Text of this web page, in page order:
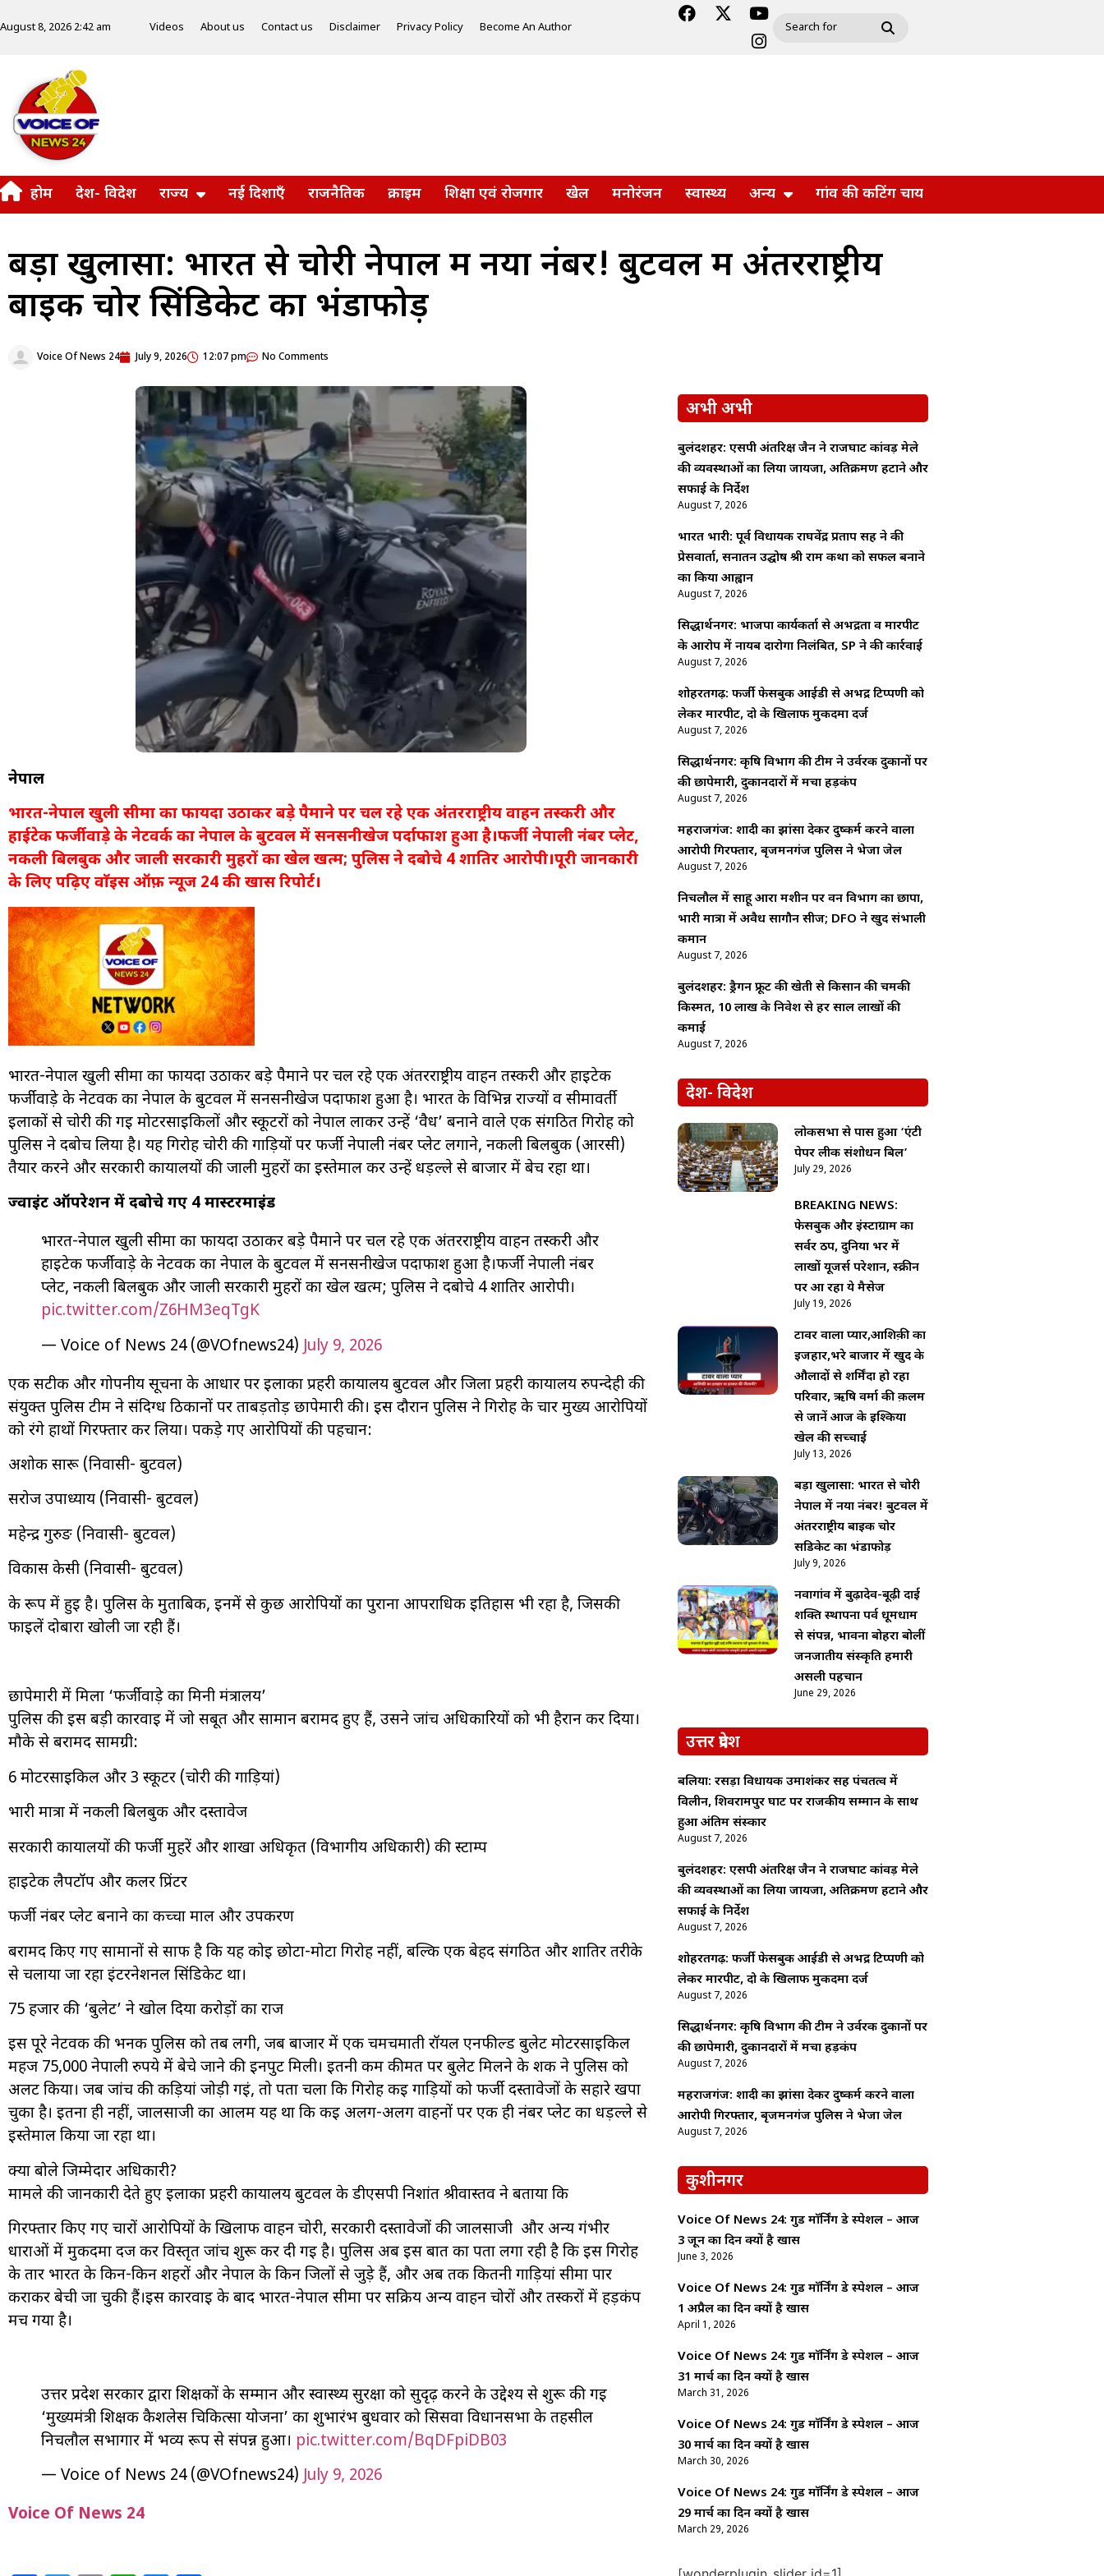
August 8, 2026 2:42 am Videos About us Contact us Disclaimer Privacy Policy Become An Author
होम देश- विदेश राज्य नई दिशाएँ राजनैतिक क्राइम शिक्षा एवं रोजगार खेल मनोरंजन स्वास्थ्य अन्य गांव की कटिंग चाय
बड़ा खुलासा: भारत से चोरी नेपाल में नया नंबर! बुटवल में अंतरराष्ट्रीय
बाइक चोर सिंडिकेट का भंडाफोड़
Voice Of News 24 July 9, 2026 12:07 pm No Comments
नेपाल
भारत-नेपाल खुली सीमा का फायदा उठाकर बड़े पैमाने पर चल रहे एक अंतरराष्ट्रीय वाहन तस्करी और
हाईटेक फर्जीवाड़े के नेटवर्क का नेपाल के बुटवल में सनसनीखेज पर्दाफाश हुआ है।फर्जी नेपाली नंबर प्लेट,
नकली बिलबुक और जाली सरकारी मुहरों का खेल खत्म; पुलिस ने दबोचे 4 शातिर आरोपी।पूरी जानकारी
के लिए पढ़िए वाॅइस ऑफ़ न्यूज 24 की खास रिपोर्ट।
भारत-नेपाल खुली सीमा का फायदा उठाकर बड़े पैमाने पर चल रहे एक अंतरराष्ट्रीय वाहन तस्करी और हाईटेक
फर्जीवाड़े के नेटवर्क का नेपाल के बुटवल में सनसनीखेज पर्दाफाश हुआ है। भारत के विभिन्न राज्यों व सीमावर्ती
इलाकों से चोरी की गई मोटरसाइकिलों और स्कूटरों को नेपाल लाकर उन्हें ‘वैध’ बनाने वाले एक संगठित गिरोह को
पुलिस ने दबोच लिया है। यह गिरोह चोरी की गाड़ियों पर फर्जी नेपाली नंबर प्लेट लगाने, नकली बिलबुक (आरसी)
तैयार करने और सरकारी कार्यालयों की जाली मुहरों का इस्तेमाल कर उन्हें धड़ल्ले से बाजार में बेच रहा था।
ज्वाइंट ऑपरेशन में दबोचे गए 4 मास्टरमाइंड
भारत-नेपाल खुली सीमा का फायदा उठाकर बड़े पैमाने पर चल रहे एक अंतरराष्ट्रीय वाहन तस्करी और
हाईटेक फर्जीवाड़े के नेटवर्क का नेपाल के बुटवल में सनसनीखेज पर्दाफाश हुआ है।फर्जी नेपाली नंबर
प्लेट, नकली बिलबुक और जाली सरकारी मुहरों का खेल खत्म; पुलिस ने दबोचे 4 शातिर आरोपी।
pic.twitter.com/Z6HM3eqTgK
— Voice of News 24 (@VOfnews24) July 9, 2026
एक सटीक और गोपनीय सूचना के आधार पर इलाका प्रहरी कार्यालय बुटवल और जिला प्रहरी कार्यालय रुपन्देही की
संयुक्त पुलिस टीम ने संदिग्ध ठिकानों पर ताबड़तोड़ छापेमारी की। इस दौरान पुलिस ने गिरोह के चार मुख्य आरोपियों
को रंगे हाथों गिरफ्तार कर लिया। पकड़े गए आरोपियों की पहचान:
अशोक सारू (निवासी- बुटवल)
सरोज उपाध्याय (निवासी- बुटवल)
महेन्द्र गुरुङ (निवासी- बुटवल)
विकास केसी (निवासी- बुटवल)
के रूप में हुई है। पुलिस के मुताबिक, इनमें से कुछ आरोपियों का पुराना आपराधिक इतिहास भी रहा है, जिसकी
फाइलें दोबारा खोली जा रही हैं।
छापेमारी में मिला ‘फर्जीवाड़े का मिनी मंत्रालय’
पुलिस की इस बड़ी कार्रवाई में जो सबूत और सामान बरामद हुए हैं, उसने जांच अधिकारियों को भी हैरान कर दिया।
मौके से बरामद सामग्री:
6 मोटरसाइकिल और 3 स्कूटर (चोरी की गाड़ियां)
भारी मात्रा में नकली बिलबुक और दस्तावेज
सरकारी कार्यालयों की फर्जी मुहरें और शाखा अधिकृत (विभागीय अधिकारी) की स्टाम्प
हाईटेक लैपटॉप और कलर प्रिंटर
फर्जी नंबर प्लेट बनाने का कच्चा माल और उपकरण
बरामद किए गए सामानों से साफ है कि यह कोई छोटा-मोटा गिरोह नहीं, बल्कि एक बेहद संगठित और शातिर तरीके
से चलाया जा रहा इंटरनेशनल सिंडिकेट था।
75 हजार की ‘बुलेट’ ने खोल दिया करोड़ों का राज
इस पूरे नेटवर्क की भनक पुलिस को तब लगी, जब बाजार में एक चमचमाती रॉयल एनफील्ड बुलेट मोटरसाइकिल
महज 75,000 नेपाली रुपये में बेचे जाने की इनपुट मिली। इतनी कम कीमत पर बुलेट मिलने के शक ने पुलिस को
अलर्ट किया। जब जांच की कड़ियां जोड़ी गईं, तो पता चला कि गिरोह कई गाड़ियों को फर्जी दस्तावेजों के सहारे खपा
चुका है। इतना ही नहीं, जालसाजी का आलम यह था कि कई अलग-अलग वाहनों पर एक ही नंबर प्लेट का धड़ल्ले से
इस्तेमाल किया जा रहा था।
क्या बोले जिम्मेदार अधिकारी?
मामले की जानकारी देते हुए इलाका प्रहरी कार्यालय बुटवल के डीएसपी निशांत श्रीवास्तव ने बताया कि
गिरफ्तार किए गए चारों आरोपियों के खिलाफ वाहन चोरी, सरकारी दस्तावेजों की जालसाजी और अन्य गंभीर
धाराओं में मुकदमा दर्ज कर विस्तृत जांच शुरू कर दी गई है। पुलिस अब इस बात का पता लगा रही है कि इस गिरोह
के तार भारत के किन-किन शहरों और नेपाल के किन जिलों से जुड़े हैं, और अब तक कितनी गाड़ियां सीमा पार
कराकर बेची जा चुकी हैं।इस कार्रवाई के बाद भारत-नेपाल सीमा पर सक्रिय अन्य वाहन चोरों और तस्करों में हड़कंप
मच गया है।
उत्तर प्रदेश सरकार द्वारा शिक्षकों के सम्मान और स्वास्थ्य सुरक्षा को सुदृढ़ करने के उद्देश्य से शुरू की गई
‘मुख्यमंत्री शिक्षक कैशलेस चिकित्सा योजना’ का शुभारंभ बुधवार को सिसवा विधानसभा के तहसील
निचलौल सभागार में भव्य रूप से संपन्न हुआ। pic.twitter.com/BqDFpiDB03
— Voice of News 24 (@VOfnews24)July 9, 2026
Voice Of News 24
अभी अभी
बुलंदशहर: एसपी अंतरिक्ष जैन ने राजघाट कांवड़ मेले
की व्यवस्थाओं का लिया जायजा, अतिक्रमण हटाने और
सफाई के निर्देश
August 7, 2026
भारत भारी: पूर्व विधायक राघवेंद्र प्रताप सिंह ने की
प्रेसवार्ता, सनातन उद्घोष श्री राम कथा को सफल बनाने
का किया आह्वान
August 7, 2026
सिद्धार्थनगर: भाजपा कार्यकर्ता से अभद्रता व मारपीट
के आरोप में नायब दारोगा निलंबित, SP ने की कार्रवाई
August 7, 2026
शोहरतगढ़: फर्जी फेसबुक आईडी से अभद्र टिप्पणी को
लेकर मारपीट, दो के खिलाफ मुकदमा दर्ज
August 7, 2026
सिद्धार्थनगर: कृषि विभाग की टीम ने उर्वरक दुकानों पर
की छापेमारी, दुकानदारों में मचा हड़कंप
August 7, 2026
महराजगंज: शादी का झांसा देकर दुष्कर्म करने वाला
आरोपी गिरफ्तार, बृजमनगंज पुलिस ने भेजा जेल
August 7, 2026
निचलौल में साहू आरा मशीन पर वन विभाग का छापा,
भारी मात्रा में अवैध सागौन सीज; DFO ने खुद संभाली
कमान
August 7, 2026
बुलंदशहर: ड्रैगन फ्रूट की खेती से किसान की चमकी
किस्मत, 10 लाख के निवेश से हर साल लाखों की
कमाई
August 7, 2026
देश- विदेश
लोकसभा से पास हुआ ‘एंटी
पेपर लीक संशोधन बिल’
July 29, 2026
BREAKING NEWS:
फेसबुक और इंस्टाग्राम का
सर्वर ठप, दुनिया भर में
लाखों यूजर्स परेशान, स्क्रीन
पर आ रहा ये मैसेज
July 19, 2026
टावर वाला प्यार,आशिक़ी का
इजहार,भरे बाजार में खुद के
औलादों से शर्मिंदा हो रहा
परिवार, ऋषि वर्मा की क़लम
से जानें आज के इश्किया
खेल की सच्चाई
July 13, 2026
बड़ा खुलासा: भारत से चोरी
नेपाल में नया नंबर! बुटवल में
अंतरराष्ट्रीय बाइक चोर
सिंडिकेट का भंडाफोड़
July 9, 2026
नवागांव में बुढ़ादेव-बूढ़ी दाई
शक्ति स्थापना पर्व धूमधाम
से संपन्न, भावना बोहरा बोलीं
जनजातीय संस्कृति हमारी
असली पहचान
June 29, 2026
उत्तर प्रदेश
बलिया: रसड़ा विधायक उमाशंकर सिंह पंचतत्व में
विलीन, शिवरामपुर घाट पर राजकीय सम्मान के साथ
हुआ अंतिम संस्कार
August 7, 2026
बुलंदशहर: एसपी अंतरिक्ष जैन ने राजघाट कांवड़ मेले
की व्यवस्थाओं का लिया जायजा, अतिक्रमण हटाने और
सफाई के निर्देश
August 7, 2026
शोहरतगढ़: फर्जी फेसबुक आईडी से अभद्र टिप्पणी को
लेकर मारपीट, दो के खिलाफ मुकदमा दर्ज
August 7, 2026
सिद्धार्थनगर: कृषि विभाग की टीम ने उर्वरक दुकानों पर
की छापेमारी, दुकानदारों में मचा हड़कंप
August 7, 2026
महराजगंज: शादी का झांसा देकर दुष्कर्म करने वाला
आरोपी गिरफ्तार, बृजमनगंज पुलिस ने भेजा जेल
August 7, 2026
कुशीनगर
Voice Of News 24: गुड माॅर्निंग डे स्पेशल – आज
3 जून का दिन क्यों है खास
June 3, 2026
Voice Of News 24: गुड माॅर्निंग डे स्पेशल – आज
1 अप्रैल का दिन क्यों है खास
April 1, 2026
Voice Of News 24: गुड माॅर्निंग डे स्पेशल – आज
31 मार्च का दिन क्यों है खास
March 31, 2026
Voice Of News 24: गुड माॅर्निंग डे स्पेशल – आज
30 मार्च का दिन क्यों है खास
March 30, 2026
Voice Of News 24: गुड माॅर्निंग डे स्पेशल – आज
29 मार्च का दिन क्यों है खास
March 29, 2026